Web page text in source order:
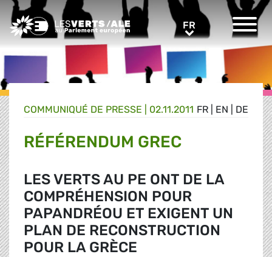
Greens/EFA Home FR
FR EN DE
COMMUNIQUÉ DE PRESSE 02.11.2011
RÉFÉRENDUM GREC
LES VERTS AU PE ONT DE LA
COMPRÉHENSION POUR
PAPANDRÉOU ET EXIGENT UN
PLAN DE RECONSTRUCTION
POUR LA GRÈCE